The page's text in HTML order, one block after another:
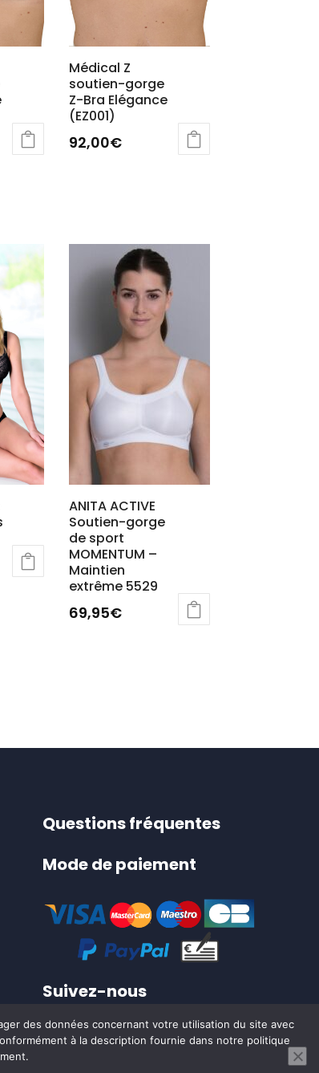
Médical Z
soutien-gorge
Z-Bra Elégance
(EZ001)
92,00€
ANITA ACTIVE
Soutien-gorge
de sport
MOMENTUM –
Maintien
extrême 5529
69,95€
Les
être
sur
page
du
produit
Questions fréquentes
Mode de paiement
Suivez-nous
0
des données concernant votre utilisation du site avec
à la description fournie dans notre politique